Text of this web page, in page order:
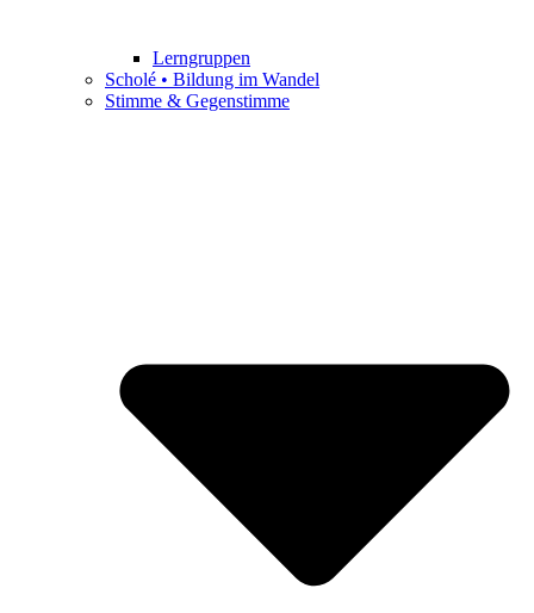
Lerngruppen
Scholé • Bildung im Wandel
Stimme & Gegenstimme